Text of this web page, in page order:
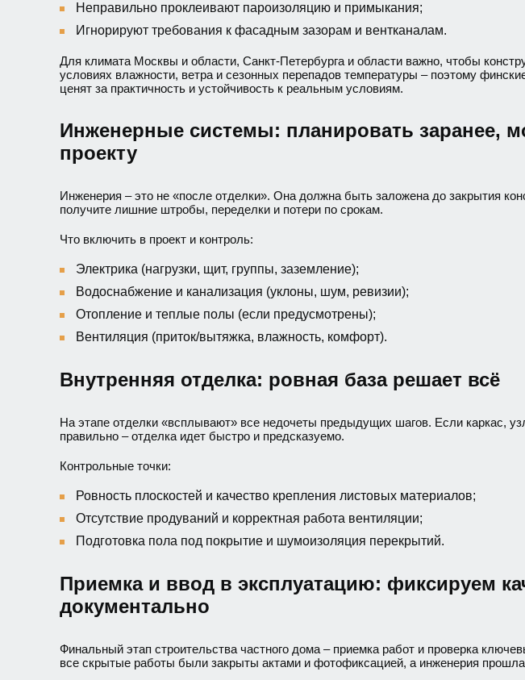
Неправильно проклеивают пароизоляцию и примыкания;
Игнорируют требования к фасадным зазорам и вентканалам.
Для климата Москвы и области, Санкт-Петербурга и области важно, чтобы
условиях влажности, ветра и сезонных перепадов температуры – поэтому
ценят за практичность и устойчивость к реальным условиям.
Инженерные системы: планировать заранее,
проекту
Инженерия – это не «после отделки». Она должна быть заложена до закрытия
получите лишние штробы, переделки и потери по срокам.
Что включить в проект и контроль:
Электрика (нагрузки, щит, группы, заземление);
Водоснабжение и канализация (уклоны, шум, ревизии);
Отопление и теплые полы (если предусмотрены);
Вентиляция (приток/вытяжка, влажность, комфорт).
Внутренняя отделка: ровная база решает всё
На этапе отделки «всплывают» все недочеты предыдущих шагов. Если каркас,
правильно – отделка идет быстро и предсказуемо.
Контрольные точки:
Ровность плоскостей и качество крепления листовых материалов;
Отсутствие продуваний и корректная работа вентиляции;
Подготовка пола под покрытие и шумоизоляция перекрытий.
Приемка и ввод в эксплуатацию: фиксируем
документально
Финальный этап строительства частного дома – приемка работ и проверка
все скрытые работы были закрыты актами и фотофиксацией, а инженерия прошла